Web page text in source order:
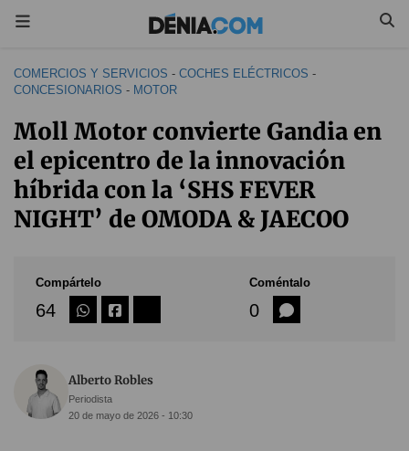
COMERCIOS Y SERVICIOS - COCHES ELÉCTRICOS -
CONCESIONARIOS - MOTOR
Moll Motor convierte Gandia en
el epicentro de la innovación
híbrida con la ‘SHS FEVER
NIGHT’ de OMODA & JAECOO
Compártelo
64
Coméntalo
0
Alberto Robles
Periodista
20 de mayo de 2026 - 10:30